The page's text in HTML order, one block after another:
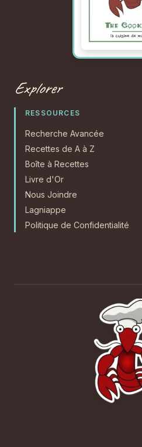
Explorer
RESSOURCES
Recherche Avancée
Recettes de A à Z
Boîte à Recettes
Livre d'Or
Nous Joindre
Lagniappe
Politique de Confidentialité